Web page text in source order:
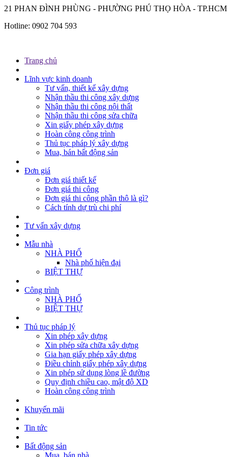
21 PHAN ĐÌNH PHÙNG - PHƯỜNG PHÚ THỌ HÒA - TP.HCM
Hotline: 0902 704 593
Trang chủ
Lĩnh vực kinh doanh
Tư vấn, thiết kế xây dựng
Nhận thầu thi công xây dựng
Nhận thầu thi công nội thất
Nhận thầu thi công sửa chữa
Xin giấy phép xây dựng
Hoàn công công trình
Thủ tục pháp lý xây dựng
Mua, bán bất động sản
Đơn giá
Đơn giá thiết kế
Đơn giá thi công
Đơn giá thi công phần thô là gì?
Cách tính dự trù chi phí
Tư vấn xây dựng
Mẫu nhà
NHÀ PHỐ
Nhà phố hiện đại
BIỆT THỰ
Công trình
NHÀ PHỐ
BIỆT THỰ
Thủ tục pháp lý
Xin phép xây dựng
Xin phép sửa chữa xây dựng
Gia hạn giấy phép xây dựng
Điều chỉnh giấy phép xây dựng
Xin phép sử dụng lòng lề đường
Quy định chiều cao, mật độ XD
Hoàn công công trình
Khuyến mãi
Tin tức
Bất động sản
Mua, bán nhà